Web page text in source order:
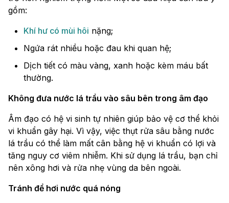
gồm:
Khí hư có mùi hôi nặng;
Ngứa rát nhiều hoặc đau khi quan hệ;
Dịch tiết có màu vàng, xanh hoặc kèm máu bất
thường.
Không đưa nước lá trầu vào sâu bên trong âm đạo
Âm đạo có hệ vi sinh tự nhiên giúp bảo vệ cơ thể khỏi
vi khuẩn gây hại. Vì vậy, việc thụt rửa sâu bằng nước
lá trầu có thể làm mất cân bằng hệ vi khuẩn có lợi và
tăng nguy cơ viêm nhiễm. Khi sử dụng lá trầu, bạn chỉ
nên xông hơi và rửa nhẹ vùng da bên ngoài.
Tránh để hơi nước quá nóng